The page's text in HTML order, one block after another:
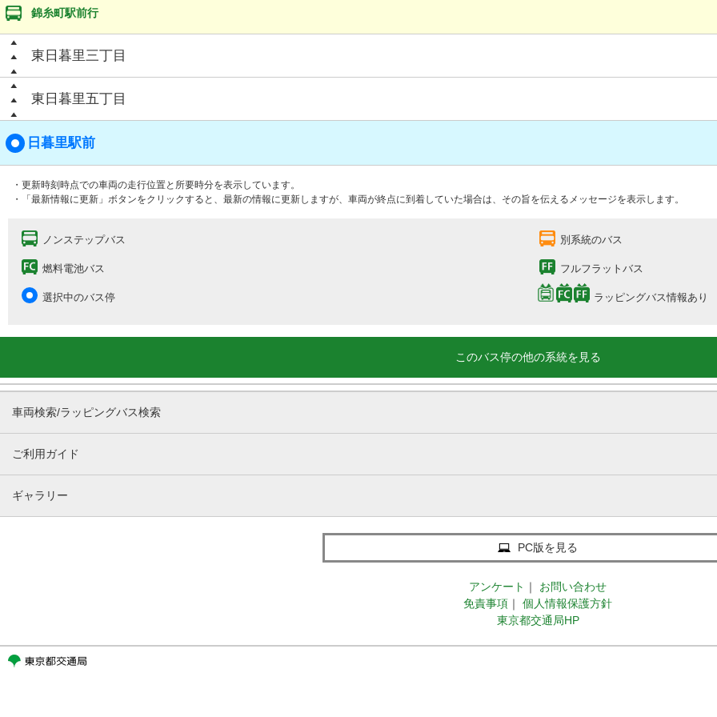
錦糸町駅前行
東日暮里三丁目
東日暮里五丁目
日暮里駅前
・更新時刻時点での車両の走行位置と所要時分を表示しています。
・「最新情報に更新」ボタンをクリックすると、最新の情報に更新しますが、車両が終点に到着していた場合は、その旨を伝えるメッセージを表示します。
ノンステップバス 別系統のバス
燃料電池バス フルフラットバス
選択中のバス停 ラッピングバス情報あり
このバス停の他の系統を見る
車両検索/ラッピングバス検索
ご利用ガイド
ギャラリー
PC版を見る
アンケート ｜
お問い合わせ
免責事項 ｜
個人情報保護方針
東京都交通局HP